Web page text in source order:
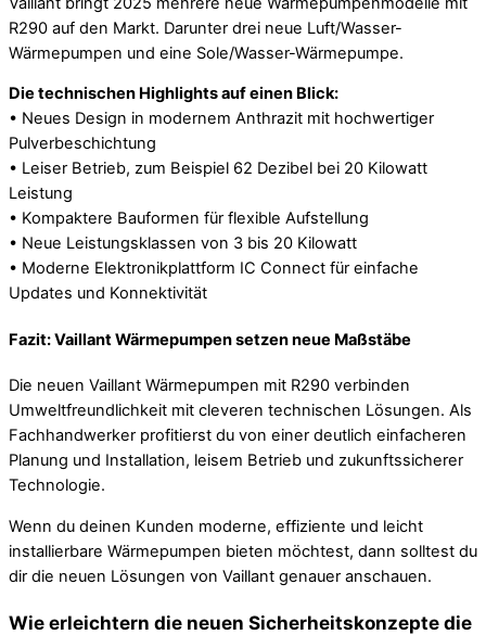
R290 auf den Markt. Darunter drei neue Luft/Wasser-
Wärmepumpen und eine Sole/Wasser-Wärmepumpe.
Die technischen Highlights auf einen Blick:
• Neues Design in modernem Anthrazit mit hochwertiger
Pulverbeschichtung
• Leiser Betrieb, zum Beispiel 62 Dezibel bei 20 Kilowatt
Leistung
• Kompaktere Bauformen für flexible Aufstellung
• Neue Leistungsklassen von 3 bis 20 Kilowatt
• Moderne Elektronikplattform IC Connect für einfache
Updates und Konnektivität
Fazit: Vaillant Wärmepumpen setzen neue Maßstäbe
Die neuen Vaillant Wärmepumpen mit R290 verbinden
Umweltfreundlichkeit mit cleveren technischen Lösungen. Als
Fachhandwerker profitierst du von einer deutlich einfacheren
Planung und Installation, leisem Betrieb und zukunftssicherer
Technologie.
Wenn du deinen Kunden moderne, effiziente und leicht
installierbare Wärmepumpen bieten möchtest, dann solltest du
dir die neuen Lösungen von Vaillant genauer anschauen.
Wie erleichtern die neuen Sicherheitskonzepte die